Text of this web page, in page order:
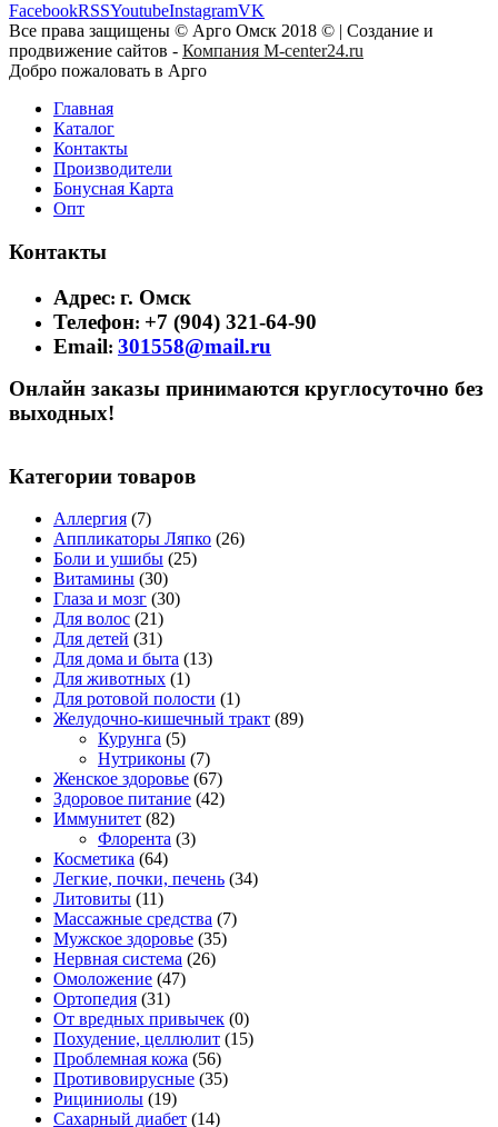
FacebookRSSYoutubeInstagramVK
Все права защищены © Арго Омск 2018 © | Создание и
продвижение сайтов - Компания M-center24.ru
Добро пожаловать в Арго
Главная
Каталог
Контакты
Производители
Бонусная Карта
Опт
Контакты
Адрес: г. Омск
Телефон: +7 (904) 321-64-90
Email: 301558@mail.ru
Онлайн заказы принимаются круглосуточно без
выходных!
Категории товаров
Аллергия (7)
Аппликаторы Ляпко (26)
Боли и ушибы (25)
Витамины (30)
Глаза и мозг (30)
Для волос (21)
Для детей (31)
Для дома и быта (13)
Для животных (1)
Для ротовой полости (1)
Желудочно-кишечный тракт (89)
Курунга (5)
Нутриконы (7)
Женское здоровье (67)
Здоровое питание (42)
Иммунитет (82)
Флорента (3)
Косметика (64)
Легкие, почки, печень (34)
Литовиты (11)
Массажные средства (7)
Мужское здоровье (35)
Нервная система (26)
Омоложение (47)
Ортопедия (31)
От вредных привычек (0)
Похудение, целлюлит (15)
Проблемная кожа (56)
Противовирусные (35)
Рициниолы (19)
Сахарный диабет (14)